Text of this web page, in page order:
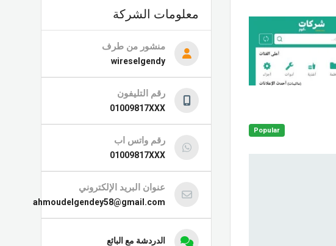
Popular
معلومات الشركة
منشور من طرف
wireselgendy
رقم التليفون
01009817XXX
رقم واتس اب
01009817XXX
عنوان البريد الإلكتروني
ahmoudelgendey58@gmail.com
الدردشة مع البائع